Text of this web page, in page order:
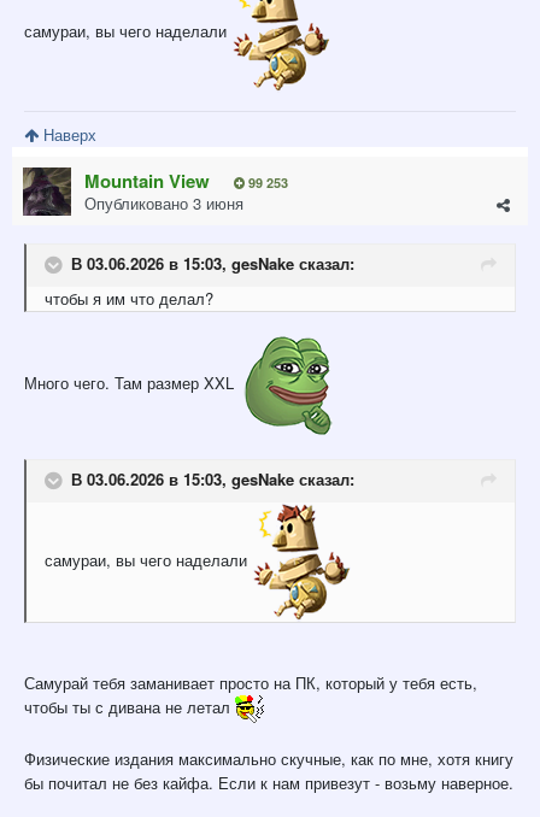
самураи, вы чего наделали
Наверх
Mountain View 99 253
Опубликовано 3 июня
В 03.06.2026 в 15:03, gesNake сказал:
чтобы я им что делал?
Много чего. Там размер XXL
В 03.06.2026 в 15:03, gesNake сказал:
самураи, вы чего наделали
Самурай тебя заманивает просто на ПК, который у тебя есть,
чтобы ты с дивана не летал
Физические издания максимально скучные, как по мне, хотя книгу
бы почитал не без кайфа. Если к нам привезут - возьму наверное.